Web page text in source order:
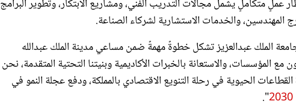
المهندسين، والخدمات الاستشارية لشركاء الصناعة.
الملك عبدالعزيز تشكل خطوةً مهمةً ضمن مساعي مدينة الملك عبدالله
المؤسسات، والاستعانة بالخبرات الأكاديمية وبنيتنا التحتية المتقدمة، نحن
الحيوية في رحلة التنويع الاقتصادي بالمملكة، ودفع عجلة النمو في
".